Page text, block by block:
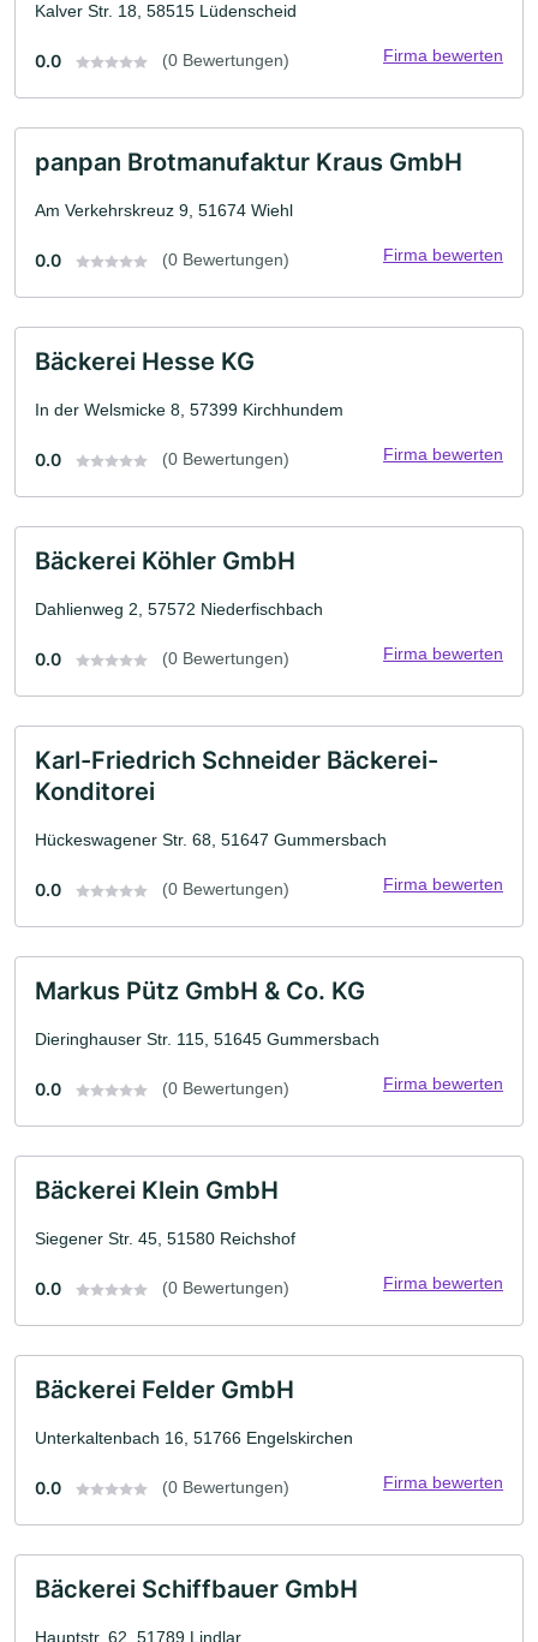
Kalver Str. 18, 58515 Lüdenscheid
0.0 (0 Bewertungen) Firma bewerten
panpan Brotmanufaktur Kraus GmbH
Am Verkehrskreuz 9, 51674 Wiehl
0.0 (0 Bewertungen) Firma bewerten
Bäckerei Hesse KG
In der Welsmicke 8, 57399 Kirchhundem
0.0 (0 Bewertungen) Firma bewerten
Bäckerei Köhler GmbH
Dahlienweg 2, 57572 Niederfischbach
0.0 (0 Bewertungen) Firma bewerten
Karl-Friedrich Schneider Bäckerei-
Konditorei
Hückeswagener Str. 68, 51647 Gummersbach
0.0 (0 Bewertungen) Firma bewerten
Markus Pütz GmbH & Co. KG
Dieringhauser Str. 115, 51645 Gummersbach
0.0 (0 Bewertungen) Firma bewerten
Bäckerei Klein GmbH
Siegener Str. 45, 51580 Reichshof
0.0 (0 Bewertungen) Firma bewerten
Bäckerei Felder GmbH
Unterkaltenbach 16, 51766 Engelskirchen
0.0 (0 Bewertungen) Firma bewerten
Bäckerei Schiffbauer GmbH
Hauptstr. 62, 51789 Lindlar